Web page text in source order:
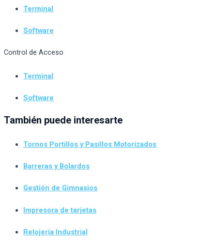
Terminal
Software
Control de Acceso
Terminal
Software
También puede interesarte
Tornos Portillos y Pasillos Motorizados
Barreras y Bolardos
Gestión de Gimnasios
Impresora de tarjetas
Relojería Industrial